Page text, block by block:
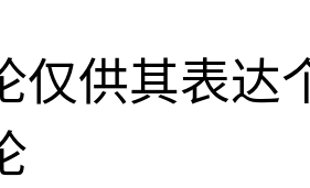
仅供其表达